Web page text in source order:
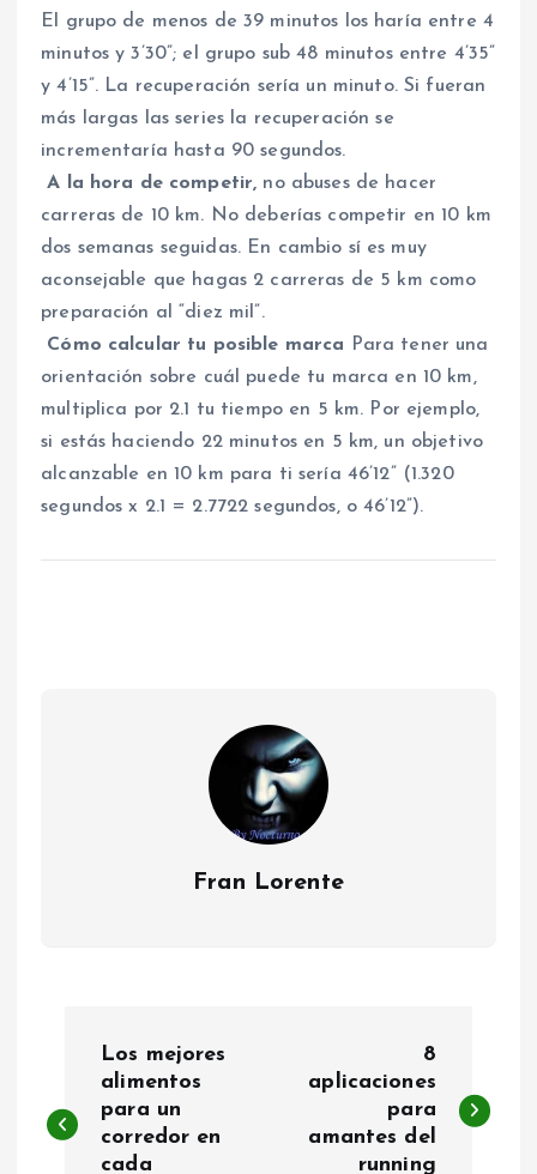
El grupo de menos de 39 minutos los haría entre 4
minutos y 3’30”; el grupo sub 48 minutos entre 4’35”
y 4’15”. La recuperación sería un minuto. Si fueran
más largas las series la recuperación se
incrementaría hasta 90 segundos.
A la hora de competir, no abuses de hacer
carreras de 10 km. No deberías competir en 10 km
dos semanas seguidas. En cambio sí es muy
aconsejable que hagas 2 carreras de 5 km como
preparación al “diez mil”.
Cómo calcular tu posible marca
Para tener una
orientación sobre cuál puede tu marca en 10 km,
multiplica por 2.1 tu tiempo en 5 km. Por ejemplo,
si estás haciendo 22 minutos en 5 km, un objetivo
alcanzable en 10 km para ti sería 46’12” (1.320
segundos x 2.1 = 2.7722 segundos, o 46’12”).
Fran Lorente
v
Los mejores
alimentos
para un
corredor en
cada
8
aplicaciones
para
amantes del
running